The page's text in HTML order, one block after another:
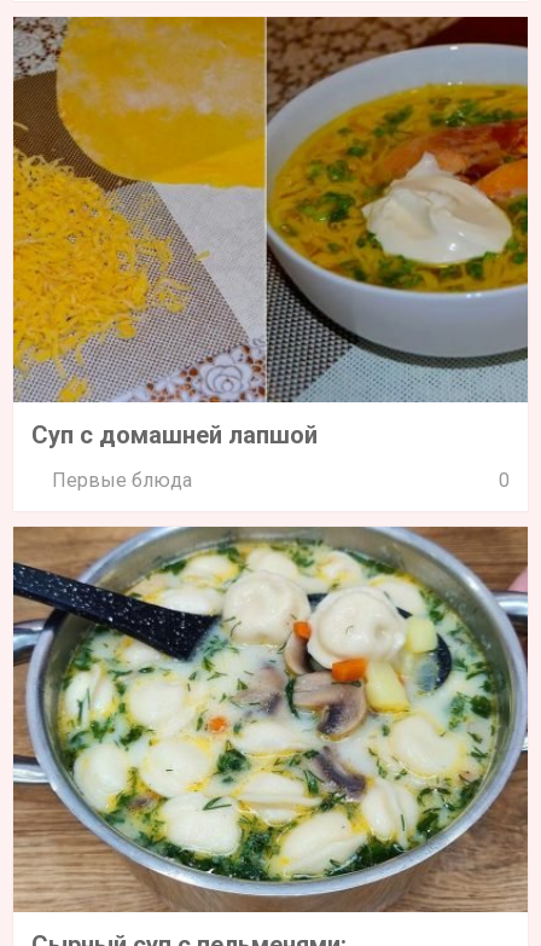
Суп с домашней лапшой
Первые блюда 0